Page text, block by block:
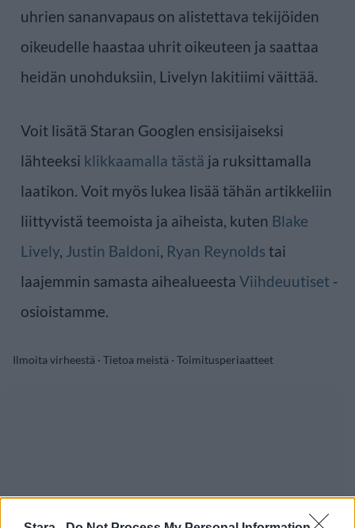
uhrien sananvapaus on alistettava tekijöiden
oikeudelle haastaa uhrit oikeuteen ja saattaa
heidän unohduksiin, Livelyn lakitiimi väittää.
Voit lisätä Staran Googlen ensisijaiseksi
lähteeksi klikkaamalla tästä ja ruksittamalla
laatikon. Voit myös lukea lisää tähän artikkeliin
liittyvistä teemoista ja aiheista, kuten Blake
Lively, Justin Baldoni, Ryan Reynolds tai
laajemmin samasta aihealueesta Viihdeuutiset -
osioistamme.
Ilmoita virheestä · Tietoa meistä · Toimitusperiaatteet